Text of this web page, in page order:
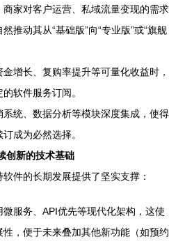
家对客户运营、私域流量变现的需求
推动其从“基础版”向“专业版”或“旗舰
金增长、复购率提升等可量化收益时，
软件服务订阅。
系统、数据分析等模块深度集成，使得
成为必然选择。
创新的技术基础
件的长期发展提供了坚实支撑：
微服务、API优先等现代化架构，这使
，便于未来叠加其他新功能（如预约